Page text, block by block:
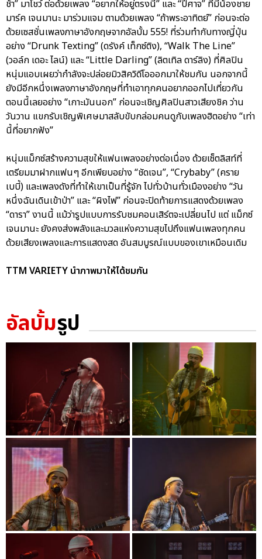
ช้า” มาโชว์ ต่อด้วยเพลง “อยากให้อยู่ตรงนี้” และ “ปีศาจ” ที่มีน้องชาย
มาร์ค เจนมานะ มาร่วมแจม ตามด้วยเพลง “ถ้าพระอาทิตย์” ก่อนจะต่อ
ด้วยเซสชั่นเพลงภาษาอังกฤษจากอัลบั้ม 555! ที่ร่วมทำกับทางญี่ปุ่น
อย่าง “Drunk Texting” (ดรังค์ เท็กซ์ติง), “Walk The Line”
(วอล์ก เดอะ ไลน์) และ “Little Darling” (ลิตเทิล ดาร์ลิง) ที่ศิลปิน
หนุ่มแอบเผยว่ากำลังจะปล่อยมิวสิควิดีโอออกมาให้ชมกัน นอกจากนี้
ยังมีอีกหนึ่งเพลงภาษาอังกฤษที่ทำเอาทุกคนอยากออกไปเที่ยวกัน
ตอนนี้เลยอย่าง “เกาะมันนอก” ก่อนจะเชิญศิลปินสาวเสียงชิค ว่าน
วันวาน แขกรับเชิญพิเศษมาสลับขับกล่อมคนดูกับเพลงฮิตอย่าง “เท่า
นี้ที่อยากฟัง”
หนุ่มแม็กซ์สร้างความสุขให้แฟนเพลงอย่างต่อเนื่อง ด้วยเซ็ตลิสท์ที่
เตรียมมาฝากแฟนๆ อีกเพียบอย่าง “ชัดเจน”, “Crybaby” (คราย
เบบี้) และเพลงดังที่ทำให้เขาเป็นที่รู้จัก ไปทั่วบ้านทั่วเมืองอย่าง “วัน
หนึ่งฉันเดินเข้าป่า” และ “ผิงไฟ” ก่อนจะปิดท้ายการแสดงด้วยเพลง
“ดารา” งานนี้ แม้ว่ารูปแบบการรับชมคอนเสิร์ตจะเปลี่ยนไป แต่ แม็กซ์
เจนมานะ ยังคงส่งพลังและมวลแห่งความสุขไปถึงแฟนเพลงทุกคน
ด้วยเสียงเพลงและการแสดงสด อันสมบูรณ์แบบของเขาเหมือนเดิม
TTM VARIETY นำภาพมาให้ได้ชมกัน
อัลบั้มรูป